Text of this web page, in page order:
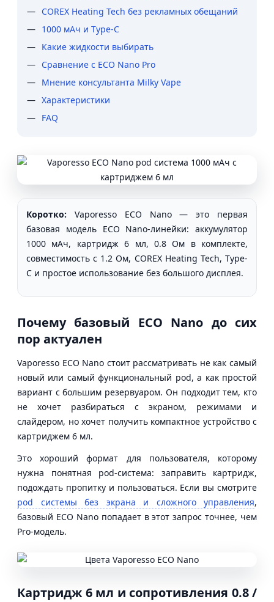
COREX Heating Tech без рекламных обещаний
1000 мАч и Type-C
Какие жидкости выбирать
Сравнение с ECO Nano Pro
Мнение консультанта Milky Vape
Характеристики
FAQ
Коротко: Vaporesso ECO Nano — это первая
базовая модель ECO Nano-линейки: аккумулятор
1000 мАч, картридж 6 мл, 0.8 Ом в комплекте,
совместимость с 1.2 Ом, COREX Heating Tech, Type-
C и простое использование без большого дисплея.
Почему базовый ECO Nano до сих
пор актуален
Vaporesso ECO Nano стоит рассматривать не как самый
новый или самый функциональный pod, а как простой
вариант с большим резервуаром. Он подходит тем, кто
не хочет разбираться с экраном, режимами и
слайдером, но хочет получить компактное устройство с
картриджем 6 мл.
Это хороший формат для пользователя, которому
нужна понятная pod-система: заправить картридж,
подождать пропитку и пользоваться. Если вы смотрите
pod системы без экрана и сложного управления,
базовый ECO Nano попадает в этот запрос точнее, чем
Pro-модель.
Картридж 6 мл и сопротивления 0.8 /